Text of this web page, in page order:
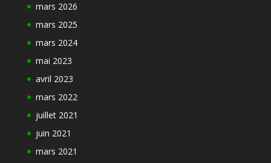
mars 2026
mars 2025
mars 2024
mai 2023
avril 2023
mars 2022
juillet 2021
juin 2021
mars 2021